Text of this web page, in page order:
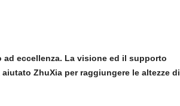
eccellenza. La visione ed il supporto
ZhuXia per raggiungere le altezze di